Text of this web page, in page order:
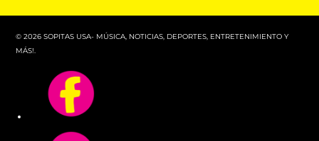
© 2026 SOPITAS USA- MÚSICA, NOTICIAS, DEPORTES, ENTRETENIMIENTO Y
MÁS!.